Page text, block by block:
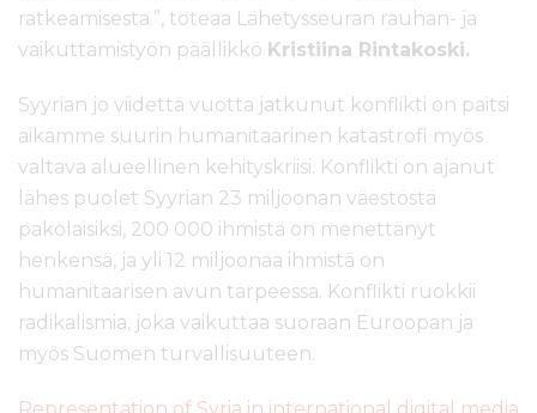
ratkeamisesta.”, toteaa Lähetysseuran rauhan- ja
vaikuttamistyön päällikkö Kristiina Rintakoski.
Syyrian jo viidettä vuotta jatkunut konflikti on paitsi
aikamme suurin humanitaarinen katastrofi myös
valtava alueellinen kehityskriisi. Konflikti on ajanut
lähes puolet Syyrian 23 miljoonan väestöstä
pakolaisiksi, 200 000 ihmistä on menettänyt
henkensä, ja yli 12 miljoonaa ihmistä on
humanitaarisen avun tarpeessa. Konflikti ruokkii
radikalismia, joka vaikuttaa suoraan Euroopan ja
myös Suomen turvallisuuteen.